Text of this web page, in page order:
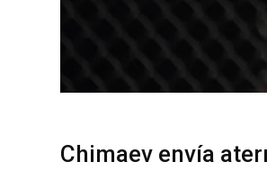
Chimaev envía